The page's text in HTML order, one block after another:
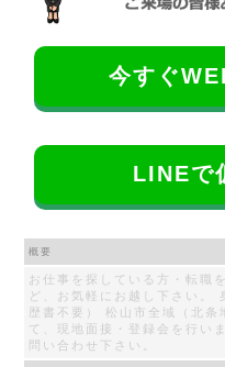
今すぐ
LINEで
概要
お仕事を探している方・転職
ど、お気軽にお越し下さい。
歴書不要） 松山市全域（北条
て、現地面接・登録会を行い
問い合わせ下さい。